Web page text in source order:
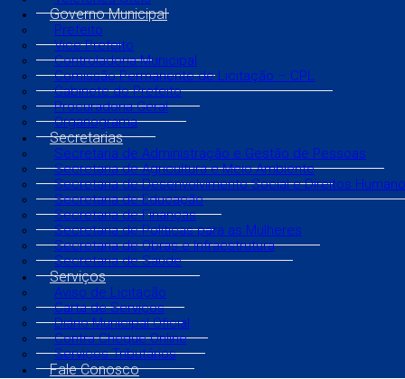
Governo Municipal
Prefeito
Vice Prefeito
Controladoria Municipal
Comissão Permanente de Licitação – CPL
Gabinete do Prefeito
Procuradoria Geral
Organograma
Secretarias
Secretaria de Administração e Gestão de Pessoas
Secretaria de Agricultura e Meio Ambiente
Secretaria de Desenvolvimento Social e Direitos
Secretaria de Educação
Secretaria de Finanças
Secretaria de Políticas para as Mulheres
Secretaria de Obras e Infraestrutura
Secretaria de Saúde
Serviços
Aviso de Licitação
Carta de Serviços
Diário Municipal Oficial
Contra Cheque Online
Serviços Tributários
Fale Conosco